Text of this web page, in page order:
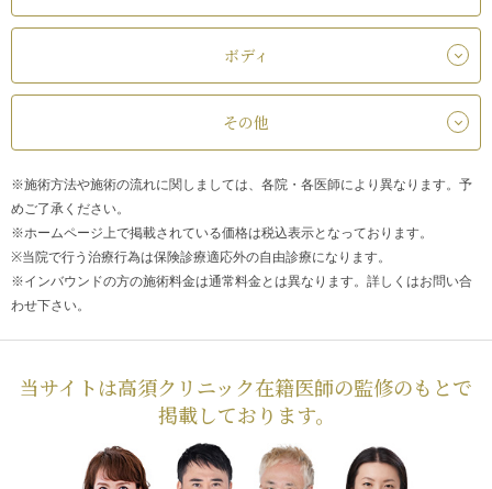
ボディ
その他
※施術方法や施術の流れに関しましては、各院・各医師により異なります。予
めご了承ください。
※ホームページ上で掲載されている価格は税込表示となっております。
※当院で行う治療行為は保険診療適応外の自由診療になります。
※インバウンドの方の施術料金は通常料金とは異なります。詳しくはお問い合
わせ下さい。
当サイトは高須クリニック在籍医師の監修のもとで
掲載しております。